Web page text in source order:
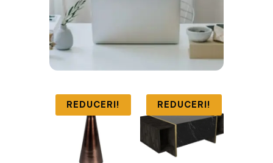
REDUCERI! REDUCERI!